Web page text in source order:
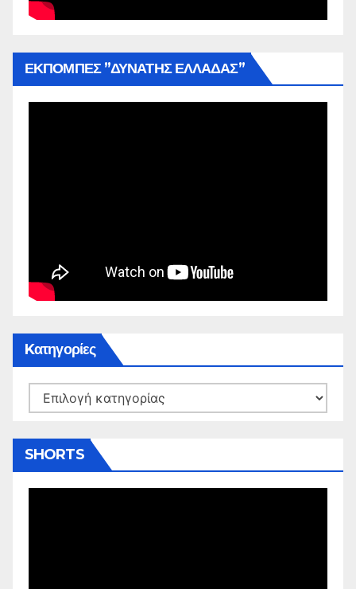
ΕΚΠΟΜΠΕΣ ”ΔΥΝΑΤΗΣ ΕΛΛΑΔΑΣ”
Kατηγορίες
Kατηγορίες
SHORTS